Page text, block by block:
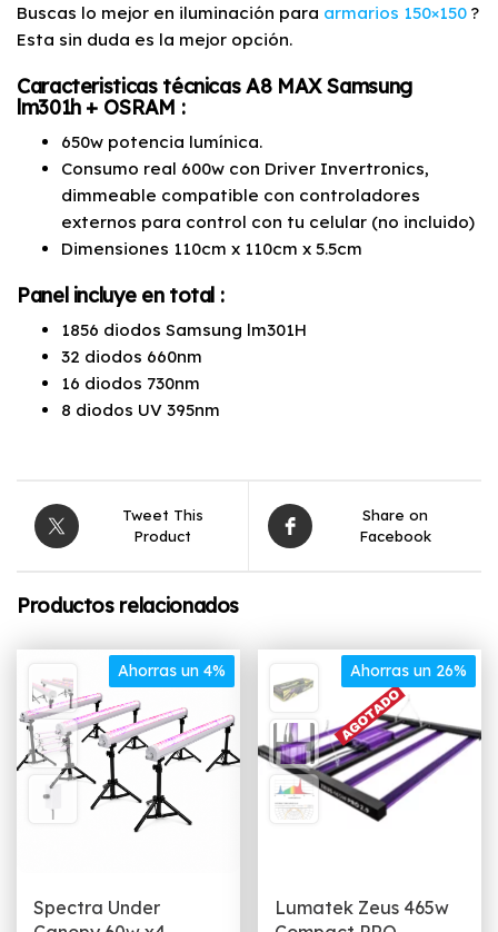
Buscas lo mejor en iluminación para armarios 150×150 ?
Esta sin duda es la mejor opción.
Caracteristicas técnicas A8 MAX Samsung
lm301h + OSRAM :
650w potencia lumínica.
Consumo real 600w con Driver Invertronics,
dimmeable compatible con controladores
externos para control con tu celular (no incluido)
Dimensiones 110cm x 110cm x 5.5cm
Panel incluye en total :
1856 diodos Samsung lm301H
32 diodos 660nm
16 diodos 730nm
8 diodos UV 395nm
Tweet This
Product
Share on
Facebook
Productos relacionados
Ahorras un 4%
Spectra Under
Ahorras un 26%
Lumatek Zeus 465w